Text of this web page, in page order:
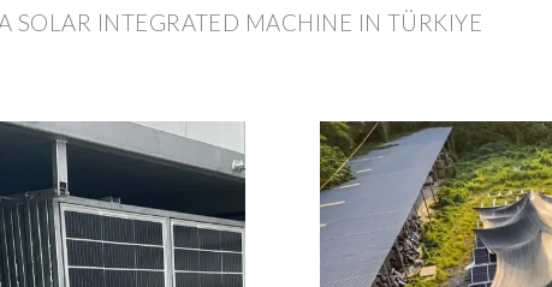
SOLAR INTEGRATED MACHINE IN TÜRKIYE